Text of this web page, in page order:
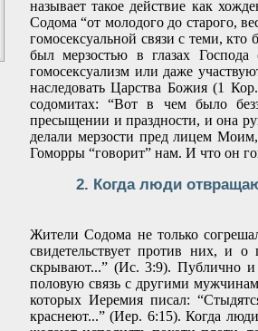
называет такое действие как
Содома “от молодого до старого,
гомосексуальной связи с теми,
был мерзостью в глазах
гомосексуализм или даже
наследовать Царства Божия (1
содомитах: “Вот в чем было
пресыщении и праздности, и она
делали мерзости пред лицем
Гоморры “говорит” нам. И что он
2. Когда люди
Жители Содома не только
свидетельствует против них, и
скрывают...” (Ис. 3:9). Публично
половую связь с другими
которых Иеремия писал:
краснеют...” (Иер. 6:15). Когда